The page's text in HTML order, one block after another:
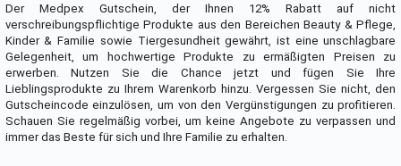
Der Medpex Gutschein, der Ihnen 12% Rabatt auf nicht
verschreibungspflichtige Produkte aus den Bereichen Beauty & Pflege,
Kinder & Familie sowie Tiergesundheit gewährt, ist eine unschlagbare
Gelegenheit, um hochwertige Produkte zu ermäßigten Preisen zu
erwerben. Nutzen Sie die Chance jetzt und fügen Sie Ihre
Lieblingsprodukte zu Ihrem Warenkorb hinzu. Vergessen Sie nicht, den
Gutscheincode einzulösen, um von den Vergünstigungen zu profitieren.
Schauen Sie regelmäßig vorbei, um keine Angebote zu verpassen und
immer das Beste für sich und Ihre Familie zu erhalten.